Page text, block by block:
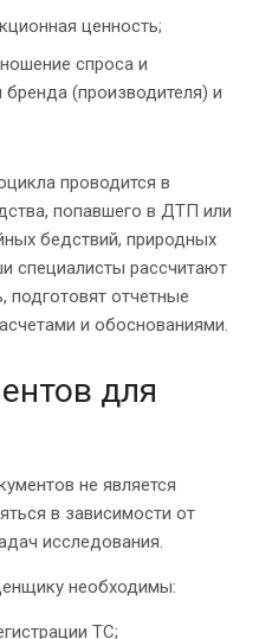
ценность;
спроса и
(производителя) и
проводится в
попавшего в ДТП или
бедствий, природных
специалисты рассчитают
подготовят отчетные
и обоснованиями.
для
не является
в зависимости от
исследования.
необходимы:
ТС;